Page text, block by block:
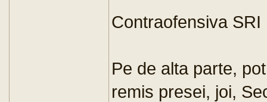
Contraofensiva SRI
Pe de alta parte,
remis presei, joi,